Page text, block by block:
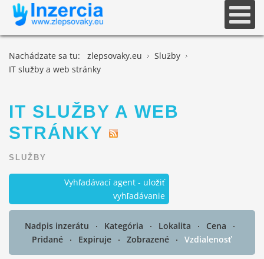
Nachádzate sa tu: zlepsovaky.eu
Služby
IT služby a web stránky
IT SLUŽBY A WEB
STRÁNKY
SLUŽBY
Vyhľadávací agent - uložiť
vyhľadávanie
Nadpis inzerátu Kategória Lokalita
Cena
Pridané
Expiruje Zobrazené Vzdialenosť